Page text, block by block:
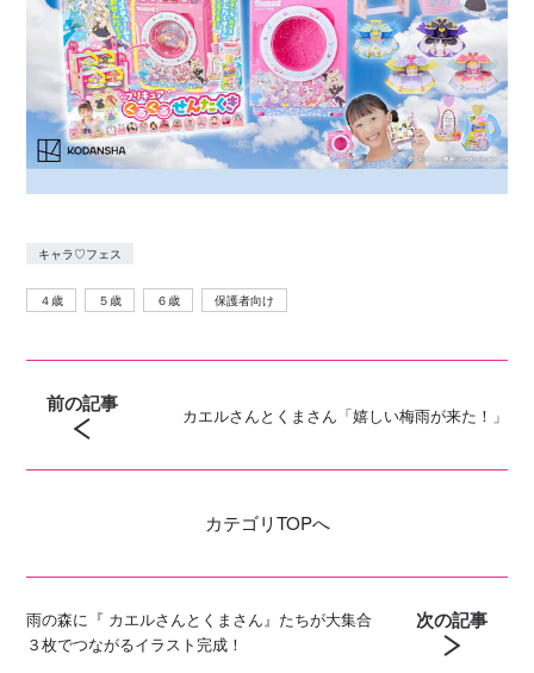
キャラ♡フェス
４歳 ５歳 ６歳 保護者向け
前の記事 カエルさんとくまさん「嬉しい梅雨が来た！」
カテゴリTOPへ
雨の森に『 カエルさんとくまさん』たちが大集合
３枚でつながるイラスト完成！
次の記事